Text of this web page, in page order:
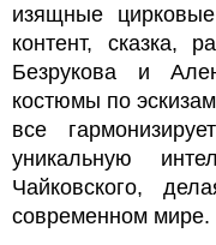
изящные
контент, сказка,
Безрукова и
костюмы по
все
уникальную
Чайковского,
современном мире.